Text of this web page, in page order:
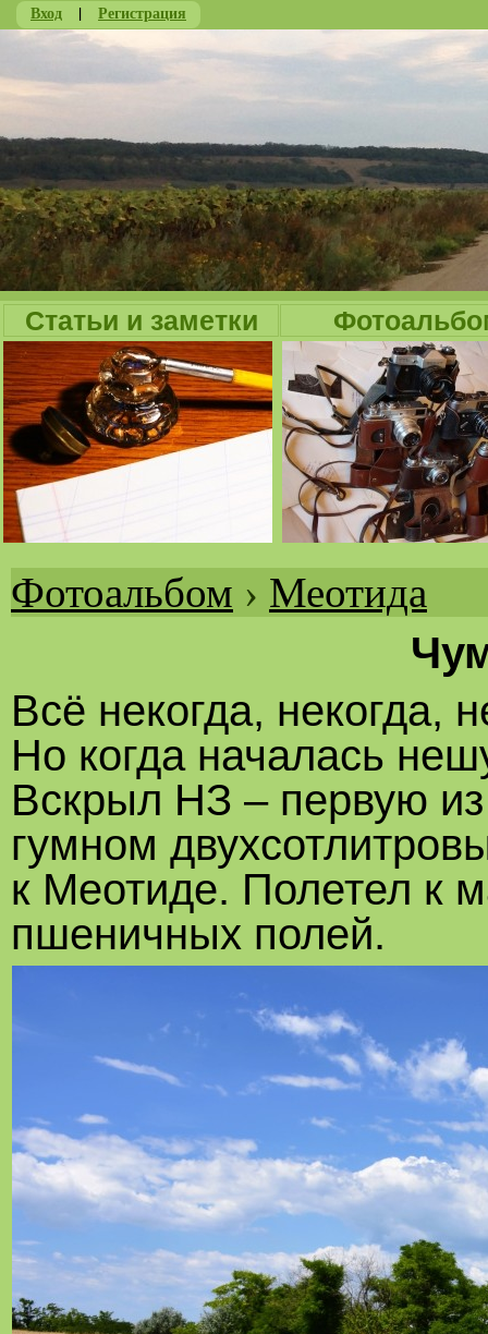
Вход | Регистрация
Статьи и заметки
Вы
Фотоальбом › Меотида
Всё некогда, некогда,
Но когда началась
Вскрыл НЗ – первую
гумном
к Меотиде. Полетел к
пшеничных полей.